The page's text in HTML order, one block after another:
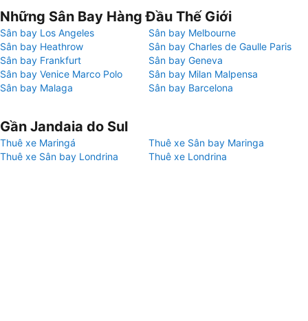
Những Sân Bay Hàng Đầu Thế Giới
Sân bay Los Angeles
Sân bay Melbourne
Sân bay Heathrow
Sân bay Charles de Gaulle Paris
Sân bay Frankfurt
Sân bay Geneva
Sân bay Venice Marco Polo
Sân bay Milan Malpensa
Sân bay Malaga
Sân bay Barcelona
Gần Jandaia do Sul
Thuê xe Maringá
Thuê xe Sân bay Maringa
Thuê xe Sân bay Londrina
Thuê xe Londrina